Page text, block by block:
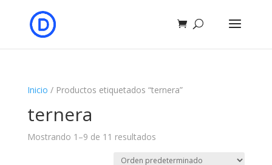
Inicio / Productos etiquetados “ternera”
ternera
Mostrando 1–9 de 11 resultados